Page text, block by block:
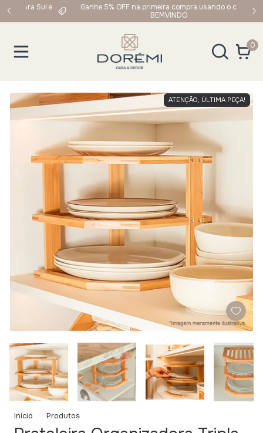
e
Ganhe 5% OFF na primeira compra usando o cupom:
BEMVINDO
0
ATENÇÃO, ÚLTIMA PEÇA!
Início Produtos